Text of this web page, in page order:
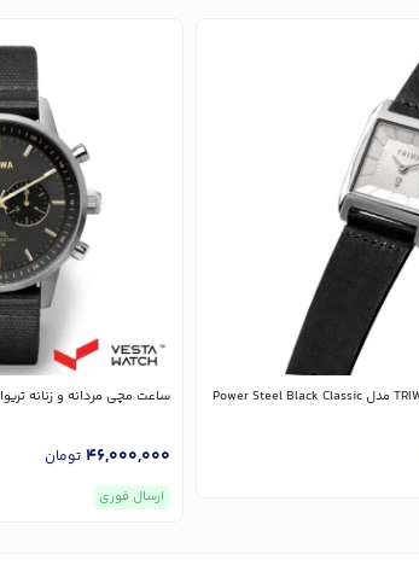
ساعت مچی مردانه و زنانه تریوا TRIWA مدل NEST114-CL150112
46,000,000 تومان
ارسال فوری